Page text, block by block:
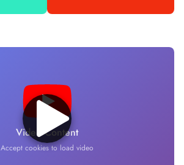
Video Content
Accept cookies to load video